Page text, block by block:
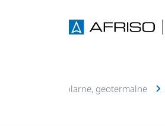
c.o., c.w.u, solarne, geotermalne